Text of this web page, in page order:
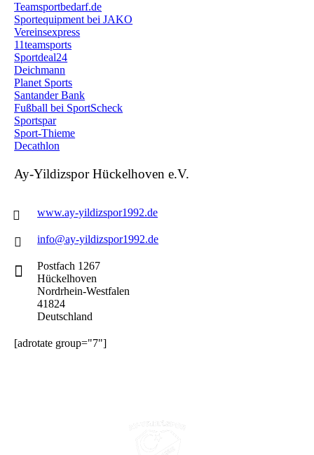
Teamsportbedarf.de
Sportequipment bei JAKO
Vereinsexpress
11teamsports
Sportdeal24
Deichmann
Planet Sports
Santander Bank
Fußball bei SportScheck
Sportspar
Sport-Thieme
Decathlon
Ay-Yildizspor Hückelhoven e.V.
www.ay-yildizspor1992.de
info@ay-yildizspor1992.de
Postfach 1267
Hückelhoven
Nordrhein-Westfalen
41824
Deutschland
[adrotate group="7"]